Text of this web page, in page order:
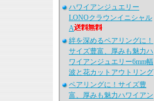
ハワイアンジュエリー
LONOクラウンイニシャル
A
絆を深めるペアリングに！
サイズ豊富、厚みも魅力ハ
ワイアンジュエリー6mm幅
波と花カットアウトリング
ペアリングに！サイズ豊
富、厚みも魅力ハワイアン